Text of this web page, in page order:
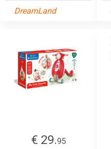
DreamLand
€ 29.95